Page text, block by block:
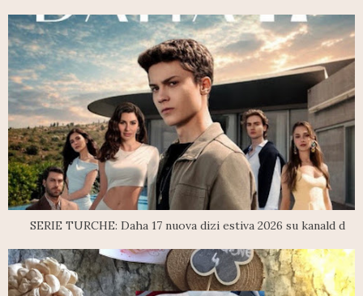
SERIE TURCHE: Daha 17 nuova dizi estiva 2026 su kanald d